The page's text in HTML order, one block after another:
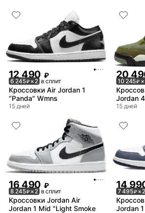
12 490 ₽
6 245₽× 2 в сплит
Кроссовки Air Jordan 1
"Panda" Wmns
15 дней
20
10 245₽
Jordan
15 дней
16 490 ₽
8 245₽× 2 в сплит
Кроссовки Jordan Air
Jordan 1 Mid "Light Smoke
14
7 495₽× 2
Jordan